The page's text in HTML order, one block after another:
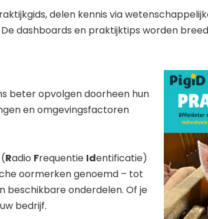
delen kennis via
dashboards en praktijktips worden
beter opvolgen doorheen hun
en omgevingsfactoren
(Radio Frequentie Identificatie)
oormerken genoemd – tot
beschikbare onderdelen. Of je
bedrijf.